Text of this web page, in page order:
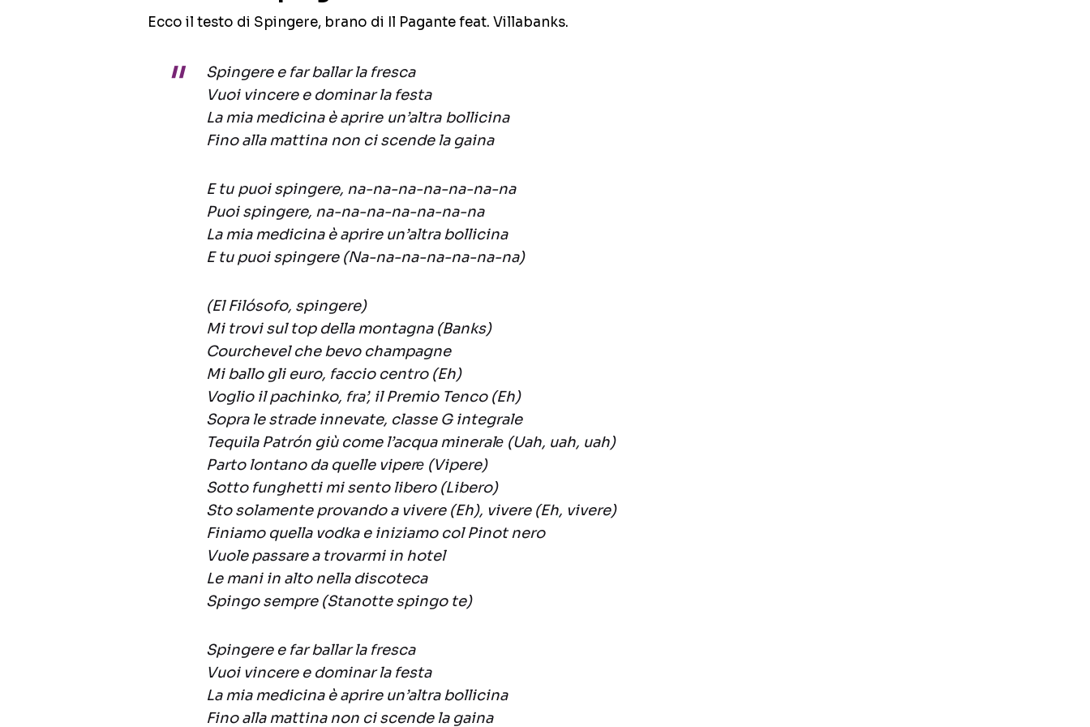
Ecco il testo di Spingere, brano di Il Pagante feat. Villabanks.
Spingere e far ballar la fresca
Vuoi vincere e dominar la festa
La mia medicina è aprire un’altra bollicina
Fino alla mattina non ci scende la gaina
E tu puoi spingere, na-na-na-na-na-na-na
Puoi spingere, na-na-na-na-na-na-na
La mia medicina è aprire un’altra bollicina
E tu puoi spingere (Na-na-na-na-na-na-na)
(El Filósofo, spingere)
Mi trovi sul top della montagna (Banks)
Courchevel che bevo champagne
Mi ballo gli euro, faccio centro (Eh)
Voglio il pachinko, fra’, il Premio Tenco (Eh)
Sopra le strade innevate, classe G integrale
Tequila Patrón giù come l’acqua mineralе (Uah, uah, uah)
Parto lontano da quelle viperе (Vipere)
Sotto funghetti mi sento libero (Libero)
Sto solamente provando a vivere (Eh), vivere (Eh, vivere)
Finiamo quella vodka e iniziamo col Pinot nero
Vuole passare a trovarmi in hotel
Le mani in alto nella discoteca
Spingo sempre (Stanotte spingo te)
Spingere e far ballar la fresca
Vuoi vincere e dominar la festa
La mia medicina è aprire un’altra bollicina
Fino alla mattina non ci scende la gaina